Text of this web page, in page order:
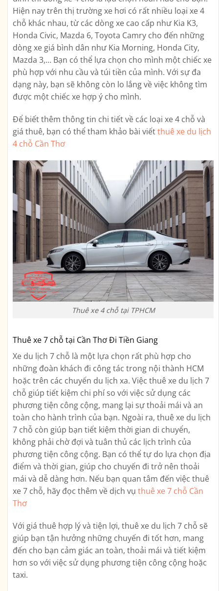
Hiện nay trên thị trường xe hơi có rất nhiều loại xe 4
chỗ khác nhau, từ các dòng xe cao cấp như Kia K3,
Honda Civic, Mazda 6, Toyota Camry cho đến những
dòng xe giá bình dân như Kia Morning, Honda City,
Mazda 3,… Bạn có thể lựa chọn cho mình một chiếc xe
phù hợp với nhu cầu và túi tiền của mình. Với sự đa
dạng này, bạn sẽ không còn lo lắng về việc không tìm
được một chiếc xe hợp ý cho mình.
Để biết thêm thông tin chi tiết về các loại xe 4 chỗ và
giá thuê, bạn có thể tham khảo bài viếtthuê xe du lịch
4 chỗ Cần Thơ
Thuê xe 4 chỗ tại TPHCM
Thuê xe 7 chỗ tại Cần Thơ Đi Tiền Giang
Xe du lịch 7 chỗ là một lựa chọn rất phù hợp cho
những đoàn khách đi công tác trong nội thành HCM
hoặc trên các chuyến du lịch xa. Việc thuê xe du lịch 7
chỗ giúp tiết kiệm chi phí so với việc sử dụng các
phương tiện công cộng, mang lại sự thoải mái và an
toàn cho hành trình của bạn. Ngoài ra, thuê xe du lịch
7 chỗ còn giúp bạn tiết kiệm thời gian di chuyển,
không phải chờ đợi và tuân thủ các lịch trình của
phương tiện công cộng. Bạn có thể tự do lựa chọn địa
điểm và thời gian, giúp cho chuyến đi trở nên thoải
mái và dễ dàng hơn. Nếu bạn quan tâm đến việc thuê
xe 7 chỗ, hãy đọc thêm về dịch vụ thuê xe 7 chỗ Cần
Thơ
Với giá thuê hợp lý và tiện lợi, thuê xe du lịch 7 chỗ sẽ
giúp bạn tận hưởng những chuyến đi tốt hơn, mang
đến cho bạn cảm giác an toàn, thoải mái và tiết kiệm
hơn so với việc sử dụng phương tiện công cộng hoặc
taxi.